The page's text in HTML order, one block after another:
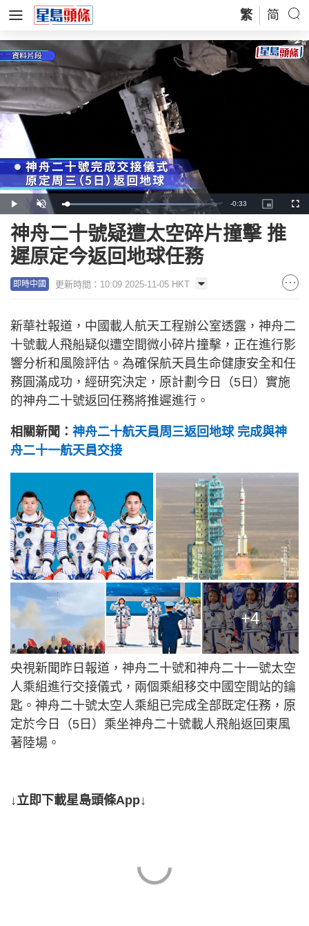
繁 简
Play Unmute Loaded:
89.66%
Remaining
Time
-0:33
Picture-
in-
神舟二十號疑遭太空碎片撞擊 推
遲原定今返回地球任務
即時中國 更新時間：10:09 2025-11-05 HKT
新華社報道，中國載人航天工程辦公室透露，神舟二
十號載人飛船疑似遭空間微小碎片撞擊，正在進行影
響分析和風險評估。為確保航天員生命健康安全和任
務圓滿成功，經研究決定，原計劃今日（5日）實施
的神舟二十號返回任務將推遲進行。
相關新聞： 神舟二十航天員周三返回地球 完成與神
舟二十一航天員交接
+4
央視新聞昨日報道，神舟二十號和神舟二十一號太空
人乘組進行交接儀式，兩個乘組移交中國空間站的鑰
匙。神舟二十號太空人乘組已完成全部既定任務，原
定於今日（5日）乘坐神舟二十號載人飛船返回東風
著陸場。
↓立即下載星島頭條App↓